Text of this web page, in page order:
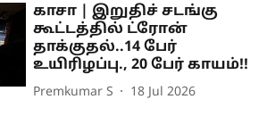
காசா | இறுதிச் சடங்கு
கூட்டத்தில் ட்ரோன்
தாக்குதல்..14 பேர்
உயிரிழப்பு., 20 பேர் காயம்!!
Premkumar S 18 Jul 2026